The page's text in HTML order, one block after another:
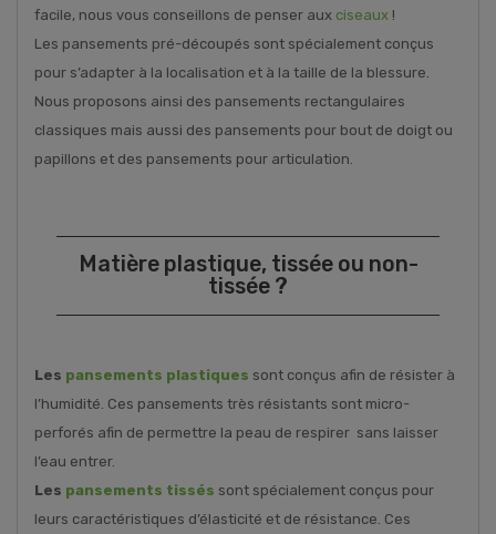
facile, nous vous conseillons de penser aux ciseaux !
Les pansements pré-découpés sont spécialement conçus
pour s’adapter à la localisation et à la taille de la blessure.
Nous proposons ainsi des pansements rectangulaires
classiques mais aussi des pansements pour bout de doigt ou
papillons et des pansements pour articulation.
Matière plastique, tissée ou non-
tissée ?
Les pansements plastiques sont conçus afin de résister à
l’humidité. Ces pansements très résistants sont micro-
perforés afin de permettre la peau de respirer sans laisser
l’eau entrer.
Les pansements tissés sont spécialement conçus pour
leurs caractéristiques d’élasticité et de résistance. Ces